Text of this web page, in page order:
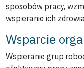
sposobów pracy,
wspieranie ich
Wsparcie
Wspieranie grup